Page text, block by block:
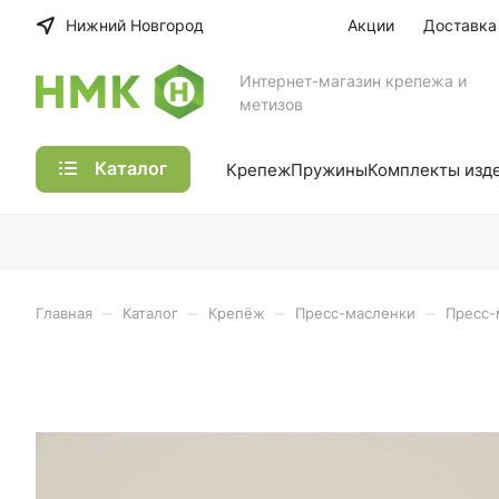
Нижний Новгород Акции Доставка
Интернет-магазин крепежа и
метизов
Каталог КрепежПружиныКомплекты
Главная Каталог Крепёж Пресс-масленки